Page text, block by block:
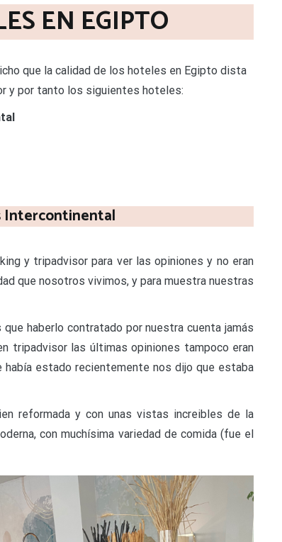
EN EGIPTO
que la calidad de los hoteles en Egipto dista
y por tanto los siguientes hoteles:
Intercontinental
y tripadvisor para ver las opiniones y no eran
que nosotros vivimos, y para muestra nuestras
haberlo contratado por nuestra cuenta jamás
tripadvisor las últimas opiniones tampoco eran
había estado recientemente nos dijo que estaba
reformada y con unas vistas increibles de la
con muchísima variedad de comida (fue el